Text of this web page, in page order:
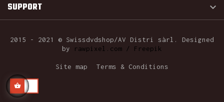
SUPPORT 
2015 - 2021 © Swissdvdshop/AV Distri sàrl. Designed
by
rawpixel.com / Freepik
Site map Terms & Conditions